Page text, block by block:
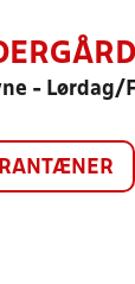
- Lørdag/